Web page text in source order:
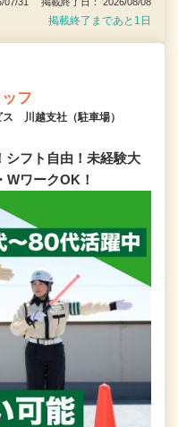
掲載終了まであと1日
フ
川越支社（駐車場）
シフト自由！未経験大
WワークOK！